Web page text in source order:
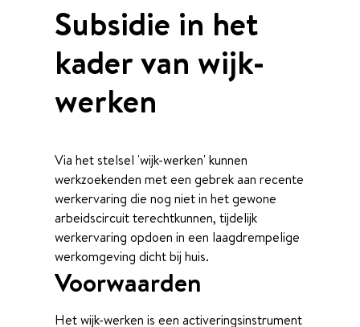
Subsidie in het
kader van wijk-
werken
Via het stelsel 'wijk-werken' kunnen
werkzoekenden met een gebrek aan recente
werkervaring die nog niet in het gewone
arbeidscircuit terechtkunnen, tijdelijk
werkervaring opdoen in een laagdrempelige
werkomgeving dicht bij huis.
Voorwaarden
Het wijk-werken is een activeringsinstrument